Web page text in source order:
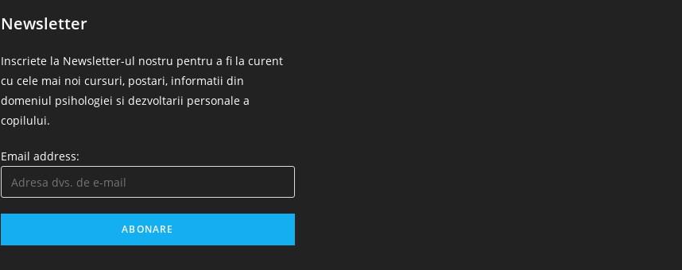
Newsletter
Inscriete la Newsletter-ul nostru pentru a fi la curent
cu cele mai noi cursuri, postari, informatii din
domeniul psihologiei si dezvoltarii personale a
copilului.
Email address: